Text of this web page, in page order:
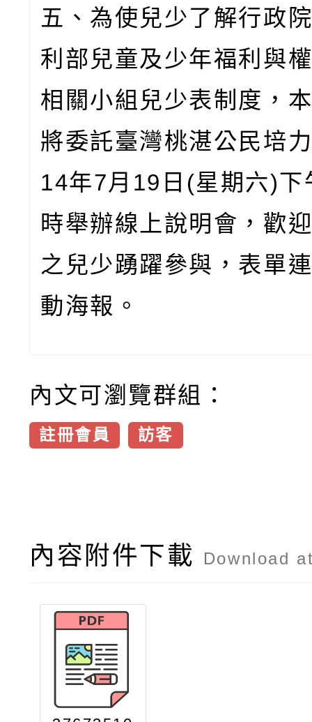
五、為使兒少了解行政
利部兒童及少年福利與
相關小組兒少表制度，
將委託臺灣桃湛公民培
14年7月 19 日 (星期六)下
時舉辦線上說明會，歡
之兒少踴躍參與，表單
動海報。
內文可瀏覽群組：
註冊會員 訪客
內容附件下載 Download